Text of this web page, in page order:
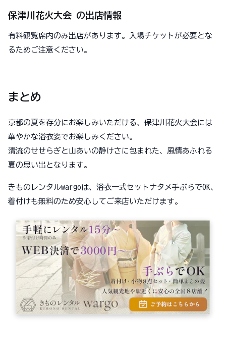
保津川花火大会 の出店情報
有料観覧席内のみ出店があります。入場チケットが必要とな
るためご注意ください。
まとめ
京都の夏を存分にお楽しみいただける、保津川花火大会には
華やかな浴衣姿でお楽しみください。
清流のせせらぎと山あいの静けさに包まれた、風情あふれる
夏の思い出となります。
きものレンタルwargoは、浴衣一式セットナタメ手ぶらでOK、
着付けも無料のため安心してご来店いただけます。